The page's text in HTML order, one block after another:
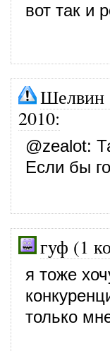
вот так и
Шелвин
2010:
@zealot:
Если бы
гуф (1
я тоже
только